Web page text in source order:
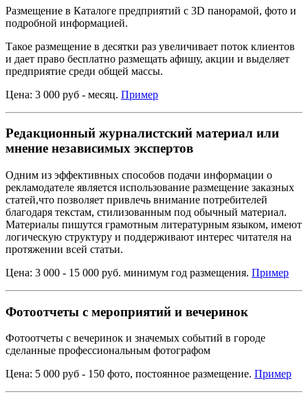
Размещение в Каталоге предприятий с 3D панорамой, фото и
подробной информацией.
Такое размещение в десятки раз увеличивает поток клиентов
и дает право бесплатно размещать афишу, акции и выделяет
предприятие среди общей массы.
Цена: 3 000 руб - месяц. Пример
Редакционный журналистский материал или
мнение независимых экспертов
Одним из эффективных способов подачи информации о
рекламодателе является использование размещение заказных
статей,что позволяет привлечь внимание потребителей
благодаря текстам, стилизованным под обычный материал.
Материалы пишутся грамотным литературным языком, имеют
логическую структуру и поддерживают интерес читателя на
протяжении всей статьи.
Цена: 3 000 - 15 000 руб. минимум год размещения. Пример
Фотоотчеты с мероприятий и вечеринок
Фотоотчеты с вечеринок и значемых событий в городе
сделанные профессиональным фотографом
Цена: 5 000 руб - 150 фото, постоянное размещение. Пример